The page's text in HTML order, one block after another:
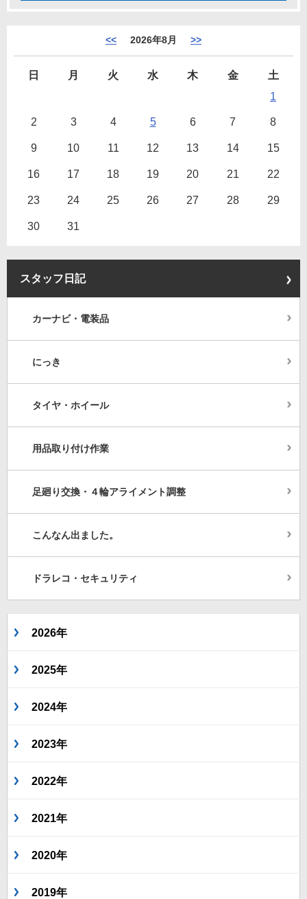
<< 2026年8月 >>
日 月 火 水 木 金
土
1
2 3 4 5 6 7 8
9 10 11 12 13 14 15
16 17 18 19 20 21 22
23 24 25 26 27 28 29
30 31
スタッフ日記
カーナビ・電装品
にっき
タイヤ・ホイール
用品取り付け作業
足廻り交換・４輪アライメント調整
こんなん出ました。
ドラレコ・セキュリティ
2026年
2025年
2024年
2023年
2022年
2021年
2020年
2019年